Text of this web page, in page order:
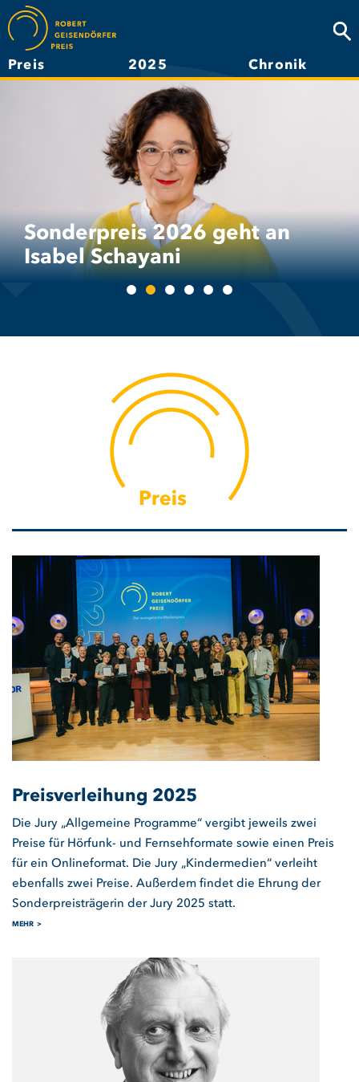
Direkt
zum
Inhalt
Hauptnavigation
Preis 2025 Chronik
Sonderpreis 2026 geht an
Isabel Schayani
Preisverleihung 2025
Die Jury „Allgemeine Programme“ vergibt jeweils zwei
Preise für Hörfunk- und Fernsehformate sowie einen Preis
für ein Onlineformat. Die Jury „Kindermedien“ verleiht
ebenfalls zwei Preise. Außerdem findet die Ehrung der
Sonderpreisträgerin der Jury 2025 statt.
MEHR